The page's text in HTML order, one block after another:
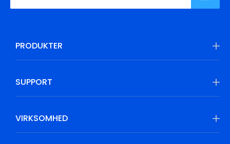
PRODUKTER
SUPPORT
VIRKSOMHED